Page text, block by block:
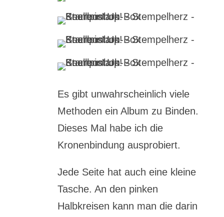
Es gibt unwahrscheinlich viele
Methoden ein Album zu Binden.
Dieses Mal habe ich die
Kronenbindung ausprobiert.
Jede Seite hat auch eine kleine
Tasche. An den pinken
Halbkreisen kann man die darin